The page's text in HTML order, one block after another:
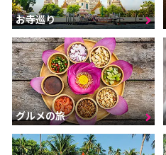
お寺巡り
グルメの旅